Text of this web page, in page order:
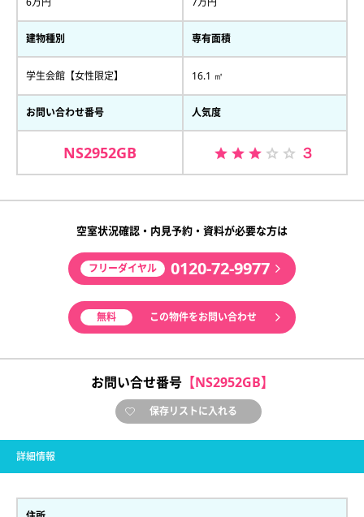
建物種別
学生会館【女性限定】
専有面積
16.1 ㎡
お問い合わせ番号
NS2952GB
人気度
３
空室状況確認・内見予約・資料が必要な方は
フリーダイヤル 0120-72-9977
無料 この物件をお問い合わせ
お問い合せ番号【NS2952GB】
保存リストに入れる
詳細情報